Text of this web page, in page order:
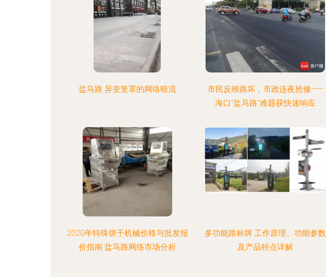
盐马路 异变笼罩的网络暗流
市民反映路坏，市政连夜抢修——
海口“盐马路”难题获快速响应
2020年特殊饼干机械价格与批发报
价指南 盐马路网络市场分析
多功能路标牌 工作原理、功能参数
及产品特点详解